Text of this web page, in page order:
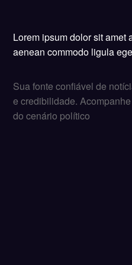
Lorem ipsum dolor sit amet
aenean commodo ligula
Sua fonte confiável de
e credibilidade.
do cenário político